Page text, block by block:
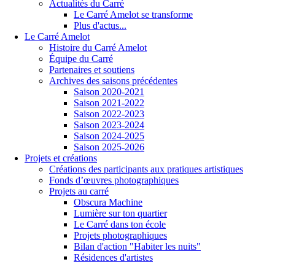
Actualités du Carré
Le Carré Amelot se transforme
Plus d'actus...
Le Carré Amelot
Histoire du Carré Amelot
Équipe du Carré
Partenaires et soutiens
Archives des saisons précédentes
Saison 2020-2021
Saison 2021-2022
Saison 2022-2023
Saison 2023-2024
Saison 2024-2025
Saison 2025-2026
Projets et créations
Créations des participants aux pratiques artistiques
Fonds d’œuvres photographiques
Projets au carré
Obscura Machine
Lumière sur ton quartier
Le Carré dans ton école
Projets photographiques
Bilan d'action "Habiter les nuits"
Résidences d'artistes